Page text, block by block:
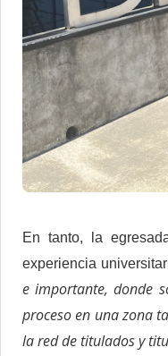
En tanto, la
experiencia
e importante, donde
proceso en una zona
la red de titulados y